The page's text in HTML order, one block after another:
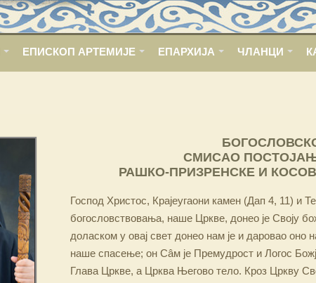
ЕПИСКОП АРТЕМИЈЕ ЕПАРХИЈА ЧЛАНЦИ
СМИСАО
РАШКО-ПРИЗРЕНСКЕ И
Господ Христос, Крајеугаони камен (Дап 4, 11)
богословствовања, наше Цркве, донео је Своју
доласком у овај свет донео нам је и даровао оно
наше спасење; он Сâм је Премудрост и Логос
Глава Цркве, а Црква Његово тело. Кроз Цркву